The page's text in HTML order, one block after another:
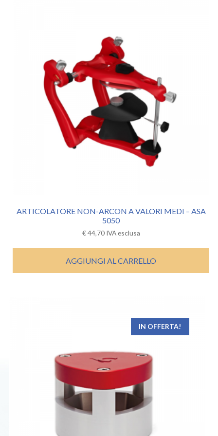
ARTICOLATORE NON-ARCON A VALORI MEDI – ASA
5050
€44,70 IVA esclusa
AGGIUNGI AL CARRELLO
IN OFFERTA!